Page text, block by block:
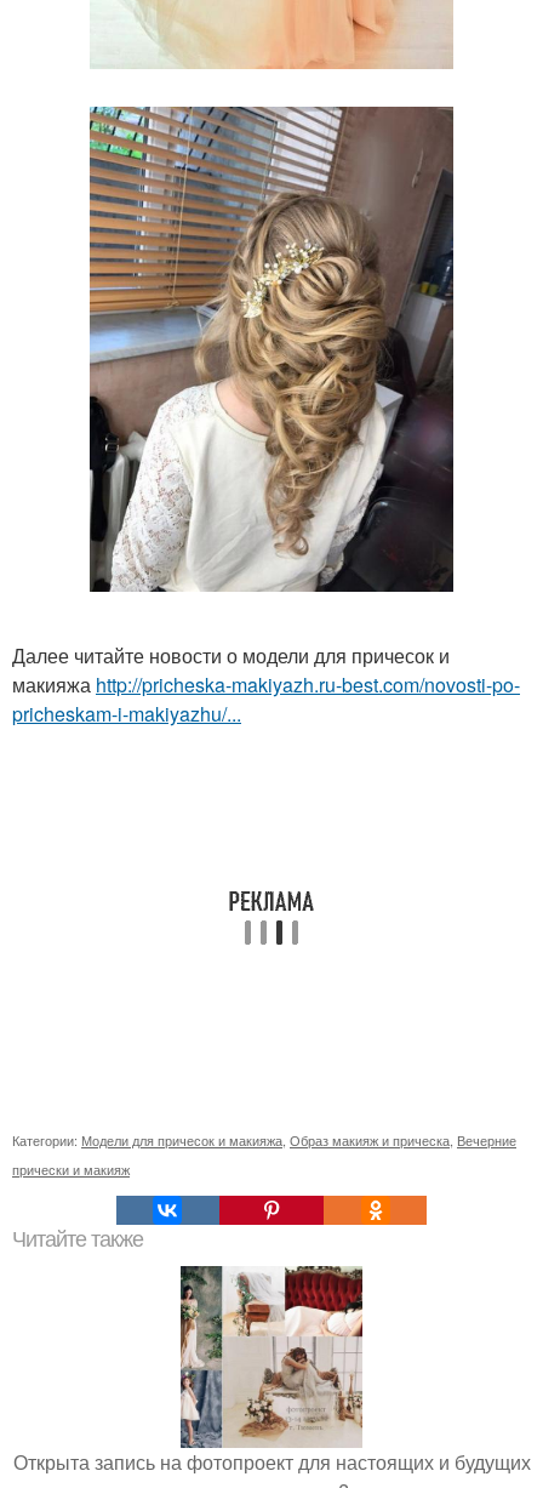
Далее читайте новости о модели для причесок и
макияжа http://pricheska-makiyazh.ru-best.com/novosti-po-
pricheskam-i-makiyazhu/...
Категории: Модели для причесок и макияжа, Образ макияж и прическа, Вечерние
прически и макияж
Читайте также
Открыта запись на фотопроект для настоящих и будущих